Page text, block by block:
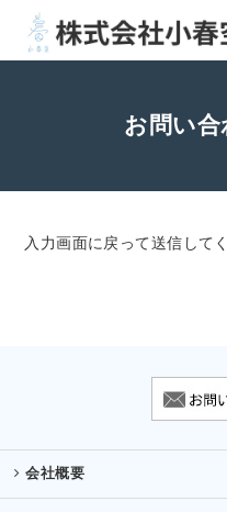
お問い
入力画面に戻って送信して
会社概要